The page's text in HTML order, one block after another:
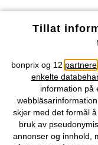
Våre
Vårt tilbud
Selskapet
Tillat
bonprix og 12 partnere
enkelte
information på
skjer med det formål
bruk av
annonser og innhold,